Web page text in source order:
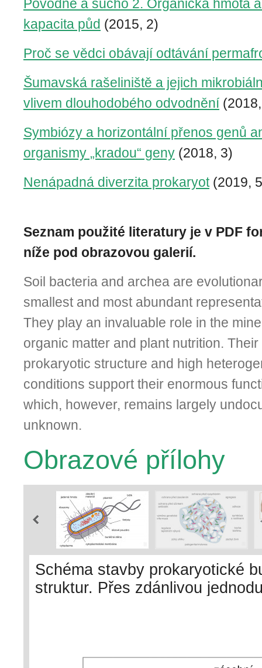
Povodně a sucho 2. Organická hmota
kapacita půd (2015, 2)
Proč se vědci obávají odtávání
Šumavská rašeliniště a jejich
vlivem dlouhodobého odvodnění
Symbiózy a horizontální přenos genů
organismy „kradou“ geny (2018, 3)
Nenápadná diverzita prokaryot(2019,
Seznam použité literatury je v PDF
níže pod obrazovou galerií.
Soil bacteria and archea are
smallest and most abundant
They play an invaluable role in the
organic matter and plant nutrition.
prokaryotic structure and high
conditions support their enormous
which, however, remains largely
unknown.
Obrazové přílohy
Schéma stavby prokaryotické
struktur. Přes zdánlivou
pokračování života v dalších